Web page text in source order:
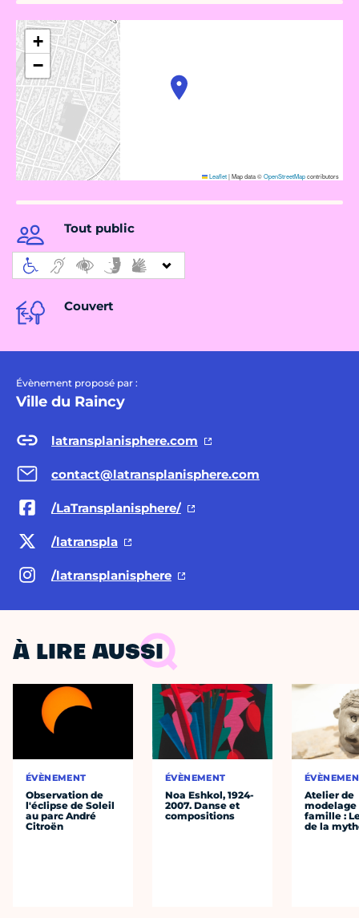
+
−
Leaflet|Map data ©OpenStreetMapcontributors
Tout public
Couvert
Évènement proposé par :
Ville du Raincy
latransplanisphere.com
contact@latransplanisphere.com
/LaTransplanisphere/
/latranspla
/latransplanisphere
À LIRE AUSSI
ÉVÈNEMENT
Observation de
l'éclipse de Soleil
au parc André
Citroën
ÉVÈNEMENT
Noa Eshkol, 1924-
2007. Danse et
compositions
Atelier de
modelage
famille :
de la